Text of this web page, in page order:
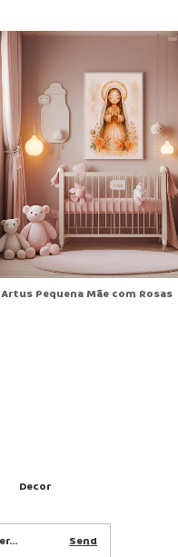
Artus Pequena Mãe com Rosas
Decor